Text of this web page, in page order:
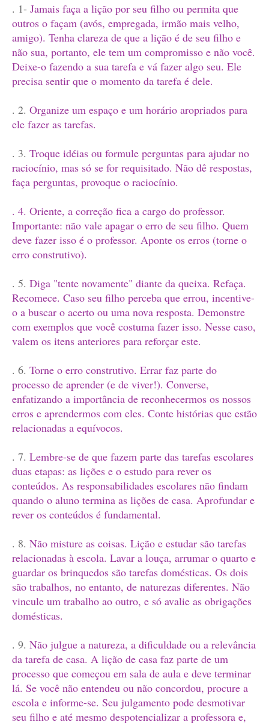
. 1- Jamais faça a lição por seu filho ou permita que
outros o façam (avós, empregada, irmão mais velho,
amigo). Tenha clareza de que a lição é de seu filho e
não sua, portanto, ele tem um compromisso e não você.
Deixe-o fazendo a sua tarefa e vá fazer algo seu. Ele
precisa sentir que o momento da tarefa é dele.
. 2. Organize um espaço e um horário aropriados para
ele fazer as tarefas.
. 3. Troque idéias ou formule perguntas para ajudar no
raciocínio, mas só se for requisitado. Não dê respostas,
faça perguntas, provoque o raciocínio.
. 4. Oriente, a correção fica a cargo do professor.
Importante: não vale apagar o erro de seu filho. Quem
deve fazer isso é o professor. Aponte os erros (torne o
erro construtivo).
. 5. Diga "tente novamente" diante da queixa. Refaça.
Recomece. Caso seu filho perceba que errou, incentive-
o a buscar o acerto ou uma nova resposta. Demonstre
com exemplos que você costuma fazer isso. Nesse caso,
valem os itens anteriores para reforçar este.
. 6. Torne o erro construtivo. Errar faz parte do
processo de aprender (e de viver!). Converse,
enfatizando a importância de reconhecermos os nossos
erros e aprendermos com eles. Conte histórias que estão
relacionadas a equívocos.
. 7. Lembre-se de que fazem parte das tarefas escolares
duas etapas: as lições e o estudo para rever os
conteúdos. As responsabilidades escolares não findam
quando o aluno termina as lições de casa. Aprofundar e
rever os conteúdos é fundamental.
. 8. Não misture as coisas. Lição e estudar são tarefas
relacionadas à escola. Lavar a louça, arrumar o quarto e
guardar os brinquedos são tarefas domésticas. Os dois
são trabalhos, no entanto, de naturezas diferentes. Não
vincule um trabalho ao outro, e só avalie as obrigações
domésticas.
. 9. Não julgue a natureza, a dificuldade ou a relevância
da tarefa de casa. A lição de casa faz parte de um
processo que começou em sala de aula e deve terminar
lá. Se você não entendeu ou não concordou, procure a
escola e informe-se. Seu julgamento pode desmotivar
seu filho e até mesmo despotencializar a professora e,